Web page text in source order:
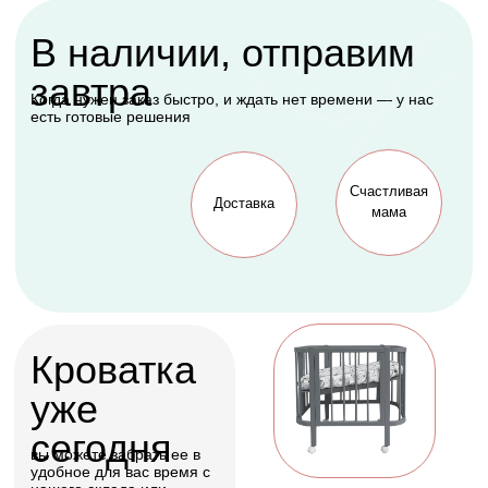
Подарок, которому
будет рада каждая
мама